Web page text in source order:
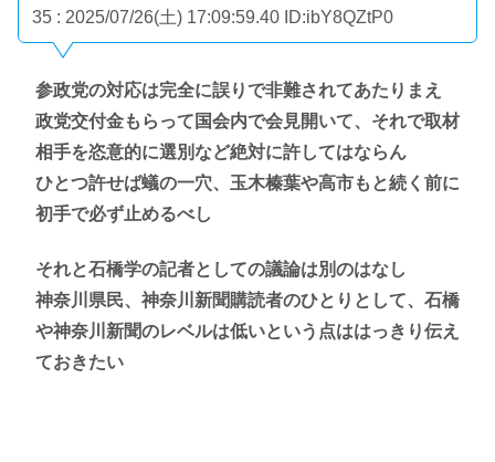
35 : 2025/07/26(土) 17:09:59.40 ID:ibY8QZtP0
参政党の対応は完全に誤りで非難されてあたりまえ
政党交付金もらって国会内で会見開いて、それで取材
相手を恣意的に選別など絶対に許してはならん
ひとつ許せば蟻の一穴、玉木榛葉や高市もと続く前に
初手で必ず止めるべし
それと石橋学の記者としての議論は別のはなし
神奈川県民、神奈川新聞購読者のひとりとして、石橋
や神奈川新聞のレベルは低いという点ははっきり伝え
ておきたい